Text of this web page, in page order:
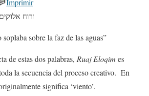
Imprimir
ורוח
sobre la faz de las aguas”
de estas dos palabras, Ruaj Eloqim es
la secuencia del proceso creativo. En
significa ‘viento’.